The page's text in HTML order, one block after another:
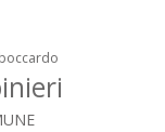
boccardo